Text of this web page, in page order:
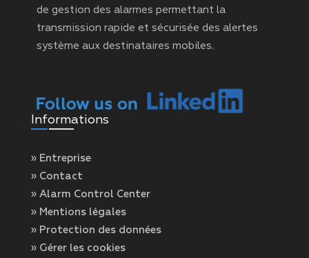
de gestion des alarmes permettant la
transmission rapide et sécurisée des alertes
système aux destinataires mobiles.
Informations
» Entreprise
» Contact
» Alarm Control Center
» Mentions légales
» Protection des données
» Gérer les cookies